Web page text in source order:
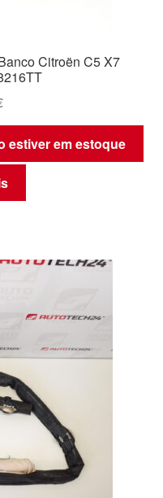
Citroën C5 X7
estiver em estoque